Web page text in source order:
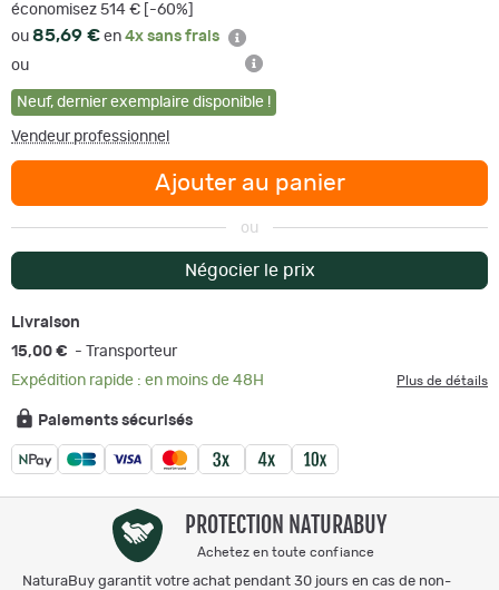
économisez 514 € [-60%]
ou 85,69 € en 4x sans frais
ou
Neuf, dernier exemplaire disponible !
Vendeur professionnel
Ajouter au panier
ou
Négocier le prix
Livraison
15,00 € - Transporteur
Expédition rapide : en moins de 48H
Plus de détails
Paiements sécurisés
PROTECTION NATURABUY
Achetez en toute confiance
NaturaBuy garantit votre achat pendant 30 jours en cas de non-